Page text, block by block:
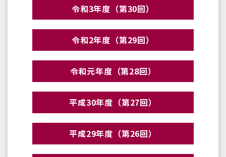
令和3年度（第30回）
令和2年度（第29回）
令和元年度（第28回）
平成30年度（第27回）
平成29年度（第26回）